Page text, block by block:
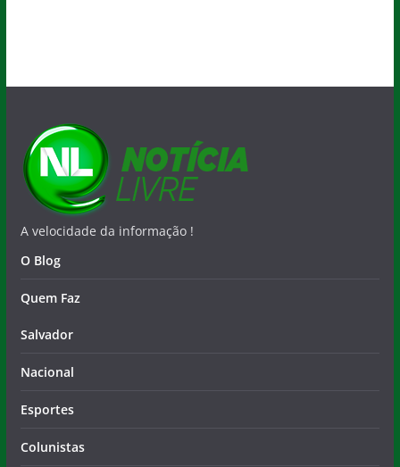
A velocidade da informação !
O Blog
Quem Faz
Salvador
Nacional
Esportes
Colunistas